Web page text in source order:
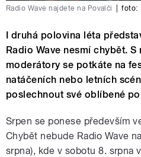
Radio Wave najdete na Povalči foto:
I druhá polovina léta
Radio Wave nesmí chybět.
moderátory se potkáte na
natáčeních nebo letních
poslechnout své oblíbené
Srpen se ponese především
Chybět nebude Radio Wave na
srpna), kde v sobotu 8. srpna